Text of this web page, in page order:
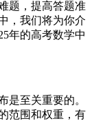
题，提高答题准
，我们将为你介
年的高考数学中
是至关重要的。
范围和权重，有